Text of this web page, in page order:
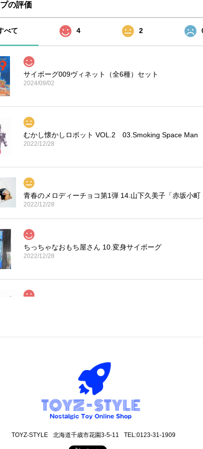
の評価
べて 4 2
サイボーグ009ヴィネット（全6種）セット
2024/09/02
むかし懐かしロボット VOL.2 03.Smoking Space Man
2022/12/28
青春のメロディーチョコ第1弾 14.山下久美子「赤坂小町
2022/12/28
ちっちゃなおもち屋さん 10.変身サイボーグ
2022/12/28
包で本日受け取りました。 だるまストーブ探してたのでとて
です。 ありがとうございました。
TOYZ-STYLE 北海道千歳市花園3-5-11 TEL:0123-31-1909